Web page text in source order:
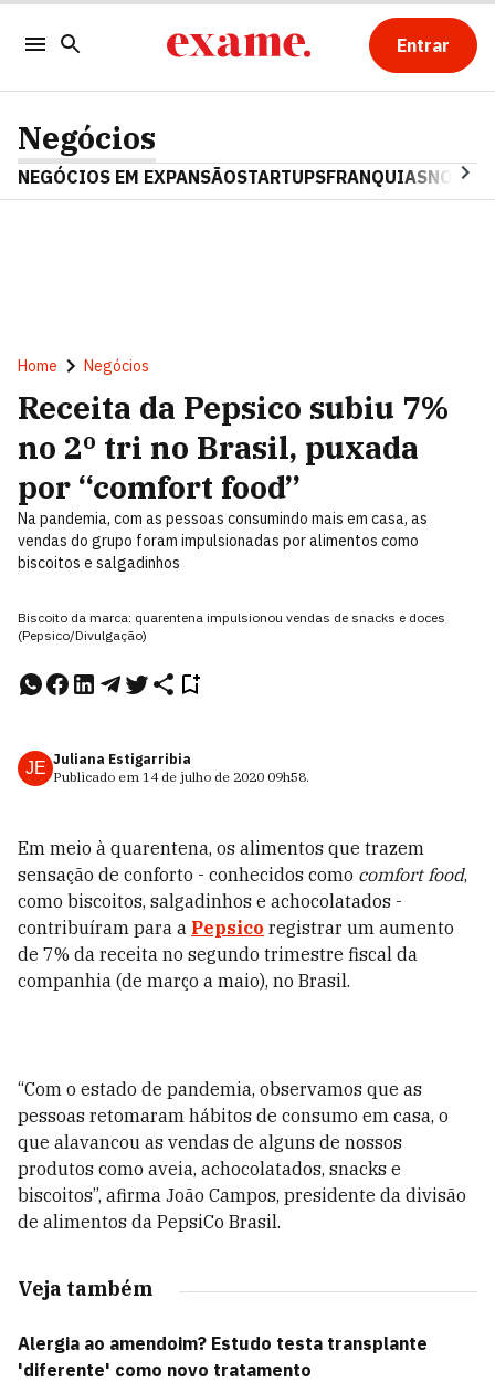
Entrar
Negócios
NEGÓCIOS EM EXPANSÃOSTARTUPSFRANQUIAS
Home Negócios
Receita da Pepsico subiu 7%
no 2º tri no Brasil, puxada
por “comfort food”
Na pandemia, com as pessoas consumindo mais em casa, as
vendas do grupo foram impulsionadas por alimentos como
biscoitos e salgadinhos
Biscoito da marca: quarentena impulsionou vendas de snacks e doces
(Pepsico/Divulgação)
JE Juliana Estigarribia
Publicado em 14 de julho de 2020 09h58.
Em meio à quarentena, os alimentos que trazem
sensação de conforto - conhecidos como comfort food,
como biscoitos, salgadinhos e achocolatados -
contribuíram para a Pepsico registrar um aumento
de 7% da receita no segundo trimestre fiscal da
companhia (de março a maio), no Brasil.
“Com o estado de pandemia, observamos que as
pessoas retomaram hábitos de consumo em casa, o
que alavancou as vendas de alguns de nossos
produtos como aveia, achocolatados, snacks e
biscoitos”, afirma João Campos, presidente da divisão
de alimentos da PepsiCo Brasil.
Veja também
Alergia ao amendoim? Estudo testa transplante
'diferente' como novo tratamento